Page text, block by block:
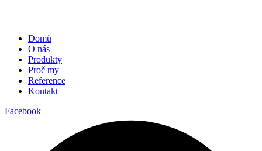
Domů
O nás
Produkty
Proč my
Reference
Kontakt
Facebook